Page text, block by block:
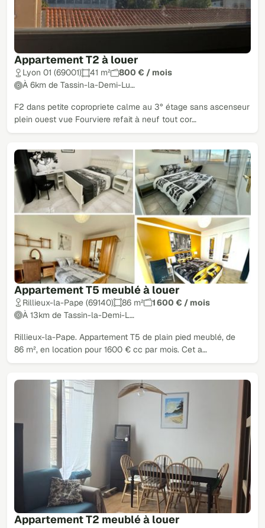
Appartement T2 à louer
Lyon 01 (69001) 41 m²
800 € / mois
À 6km de Tassin-la-Demi-Lu…
F2 dans petite copropriete calme au 3° étage sans ascenseur
plein ouest vue Fourviere refait à neuf tout cor…
Appartement T5 meublé à louer
Rillieux-la-Pape (69140) 86 m²
1 600 € / mois
À 13km de Tassin-la-Demi-L…
Rillieux-la-Pape. Appartement T5 de plain pied meublé, de
86 m², en location pour 1600 € cc par mois. Cet a…
Appartement T2 meublé à louer